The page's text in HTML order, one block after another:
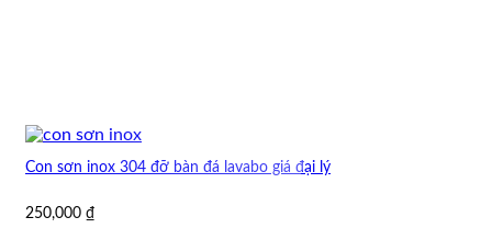
Con sơn inox 304 đỡ bàn đá lavabo giá đại lý
250,000 ₫